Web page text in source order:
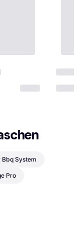
Bbq System
Pro